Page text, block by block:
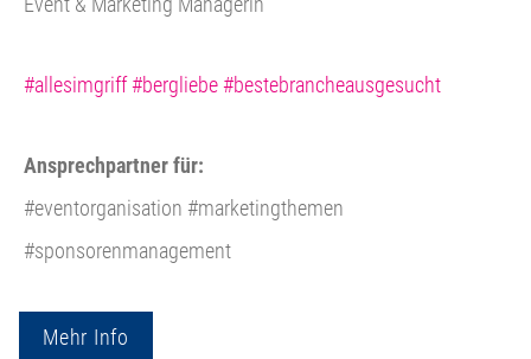
#allesimgriff #bergliebe #bestebrancheausgesucht
Ansprechpartner für:
#eventorganisation #marketingthemen
#sponsorenmanagement
Mehr Info